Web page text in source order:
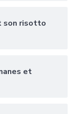
son risotto
et